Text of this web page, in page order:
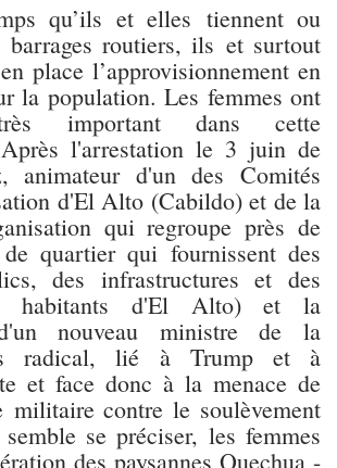
qu’ils et elles tiennent ou
barrages routiers, ils et surtout
place l’approvisionnement en
la population. Les femmes ont
important dans cette
l'arrestation le 3 juin de
animateur d'un des Comités
d'El Alto (Cabildo) et de la
qui regroupe près de
quartier qui fournissent des
des infrastructures et des
habitants d'El Alto) et la
nouveau ministre de la
radical, lié à Trump et à
et face donc à la menace de
militaire contre le soulèvement
se préciser, les femmes
des paysannes Quechua -